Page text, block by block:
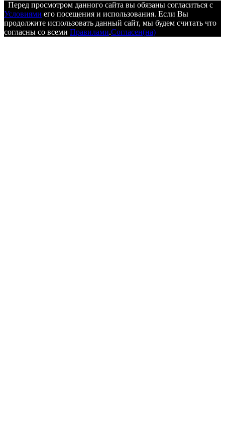
Перед просмотром данного сайта вы обязаны согласиться с
Условиями его посещения и использования. Если Вы
продолжите использовать данный сайт, мы будем считать что
согласны со всеми Правилами.Согласен(на)